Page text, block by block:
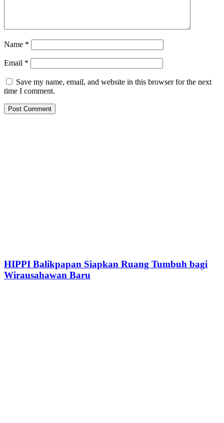
Name *
Email *
Save my name, email, and website in this browser for the next
time I comment.
HIPPI Balikpapan Siapkan Ruang Tumbuh bagi
Wirausahawan Baru